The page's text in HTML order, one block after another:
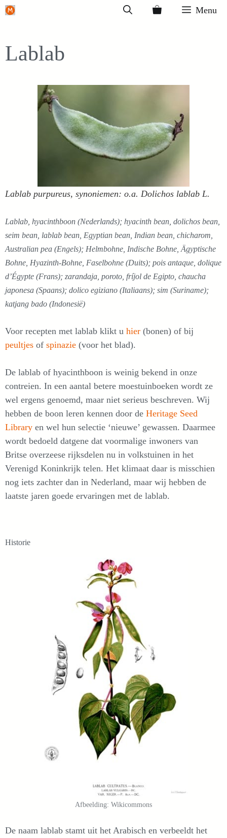
Ga
inhoud
Menu
Lablab
Lablab purpureus, synoniemen: o.a. Dolichos lablab L.
Lablab, hyacinthboon (Nederlands); hyacinth bean, dolichos bean,
seim bean, lablab bean, Egyptian bean, Indian bean, chicharom,
Australian pea (Engels); Helmbohne, Indische Bohne, Ägyptische
Bohne, Hyazinth-Bohne, Faselbohne (Duits); pois antaque, dolique
d’Égypte (Frans); zarandaja, poroto, fríjol de Egipto, chaucha
japonesa (Spaans); dolico egiziano (Italiaans); sim (Suriname);
katjang bado (Indonesië)
Voor recepten met lablab klikt u hier (bonen) of bij
peultjes of spinazie (voor het blad).
De lablab of hyacinthboon is weinig bekend in onze
contreien. In een aantal betere moestuinboeken wordt ze
wel ergens genoemd, maar niet serieus beschreven. Wij
hebben de boon leren kennen door de Heritage Seed
Library en wel hun selectie ‘nieuwe’ gewassen. Daarmee
wordt bedoeld datgene dat voormalige inwoners van
Britse overzeese rijksdelen nu in volkstuinen in het
Verenigd Koninkrijk telen. Het klimaat daar is misschien
nog iets zachter dan in Nederland, maar wij hebben de
laatste jaren goede ervaringen met de lablab.
Historie
Afbeelding: Wikicommons
De naam lablab stamt uit het Arabisch en verbeeldt het